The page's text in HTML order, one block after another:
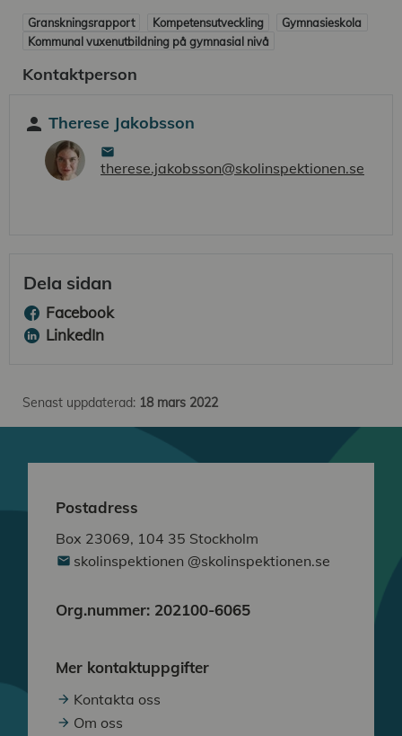
Granskningsrapport Kompetensutveckling
Gymnasieskola
Kommunal vuxenutbildning på gymnasial nivå
Kontaktperson
person Therese Jakobsson
therese.jakobsson@skolinspektionen.se
Dela sidan
Facebook
LinkedIn
Senast uppdaterad: 18 mars 2022
Postadress
Box 23069, 104 35 Stockholm
skolinspektionen @skolinspektionen.se
Org.nummer: 202100-6065
Mer kontaktuppgifter
Kontakta oss
Om oss